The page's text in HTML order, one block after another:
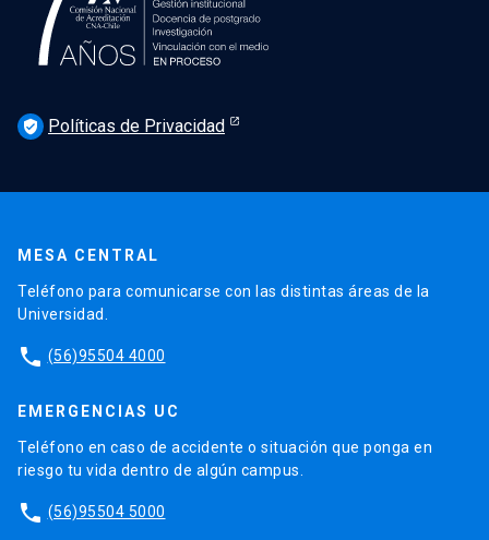
verified_user Políticas de Privacidad
MESA CENTRAL
Teléfono para comunicarse con las distintas áreas de la
Universidad.
phone (56)95504 4000
EMERGENCIAS UC
Teléfono en caso de accidente o situación que ponga en
riesgo tu vida dentro de algún campus.
phone (56)95504 5000